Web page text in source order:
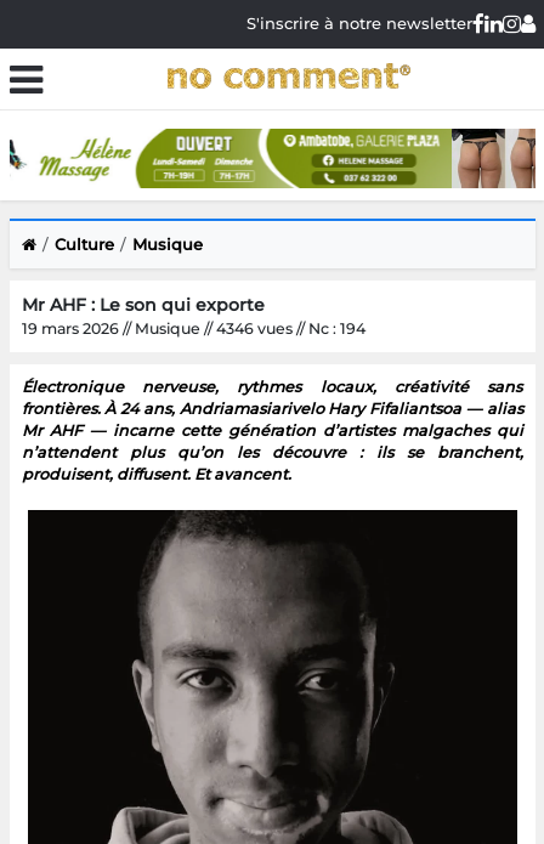
S'inscrire à notre newsletter
Culture Musique
Mr AHF : Le son qui exporte
19 mars 2026 // Musique // 4346 vues // Nc : 194
Électronique nerveuse, rythmes locaux, créativité sans
frontières. À 24 ans, Andriamasiarivelo Hary Fifaliantsoa — alias
Mr AHF — incarne cette génération d’artistes malgaches qui
n’attendent plus qu’on les découvre : ils se branchent,
produisent, diffusent. Et avancent.